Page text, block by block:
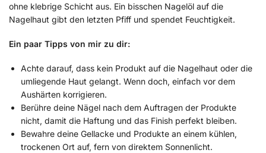
ohne klebrige Schicht aus. Ein bisschen Nagelöl auf die
Nagelhaut gibt den letzten Pfiff und spendet Feuchtigkeit.
Ein paar Tipps von mir zu dir:
Achte darauf, dass kein Produkt auf die Nagelhaut oder die
umliegende Haut gelangt. Wenn doch, einfach vor dem
Aushärten korrigieren.
Berühre deine Nägel nach dem Auftragen der Produkte
nicht, damit die Haftung und das Finish perfekt bleiben.
Bewahre deine Gellacke und Produkte an einem kühlen,
trockenen Ort auf, fern von direktem Sonnenlicht.